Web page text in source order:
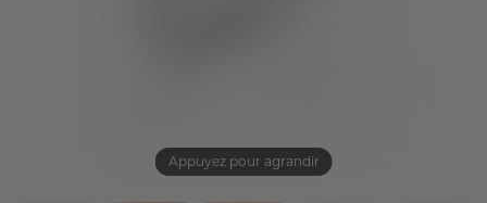
Appuyez pour agrandir